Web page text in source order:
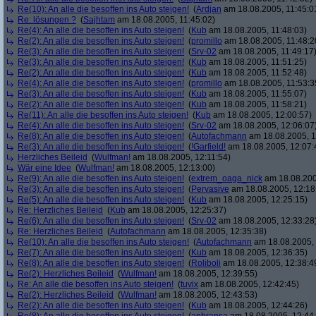
Re(10): An alle die besoffen ins Auto steigen! (Ardjan am 18.08.2005,
Re: lösungen ? (Sajhtam am 18.08.2005, 11:45:02)
Re(4): An alle die besoffen ins Auto steigen! (Kub am 18.08.2005, 11:48:03)
Re(2): An alle die besoffen ins Auto steigen! (promillo am 18.08.2005,
Re(3): An alle die besoffen ins Auto steigen! (Srv-02 am 18.08.2005, 11:49:17)
Re(3): An alle die besoffen ins Auto steigen! (Kub am 18.08.2005, 11:51:25)
Re(2): An alle die besoffen ins Auto steigen! (Kub am 18.08.2005, 11:52:48)
Re(4): An alle die besoffen ins Auto steigen! (promillo am 18.08.2005,
Re(3): An alle die besoffen ins Auto steigen! (Kub am 18.08.2005, 11:55:07)
Re(2): An alle die besoffen ins Auto steigen! (Kub am 18.08.2005, 11:58:21)
Re(11): An alle die besoffen ins Auto steigen! (Kub am 18.08.2005, 12:00:57)
Re(4): An alle die besoffen ins Auto steigen! (Srv-02 am 18.08.2005,
Re(8): An alle die besoffen ins Auto steigen! (Autofachmann am 18.08.2005,
Re(3): An alle die besoffen ins Auto steigen! (!Garfield! am 18.08.2005,
Herzliches Beileid (Wulfman! am 18.08.2005, 12:11:54)
Wär eine Idee (Wulfman! am 18.08.2005, 12:13:00)
Re(9): An alle die besoffen ins Auto steigen! (extrem_oaga_nick am
Re(3): An alle die besoffen ins Auto steigen! (Pervasive am 18.08.2005,
Re(5): An alle die besoffen ins Auto steigen! (Kub am 18.08.2005, 12:25:15)
Re: Herzliches Beileid (Kub am 18.08.2005, 12:25:37)
Re(6): An alle die besoffen ins Auto steigen! (Srv-02 am 18.08.2005,
Re: Herzliches Beileid (Autofachmann am 18.08.2005, 12:35:38)
Re(10): An alle die besoffen ins Auto steigen! (Autofachmann am
Re(7): An alle die besoffen ins Auto steigen! (Kub am 18.08.2005, 12:36:35)
Re(8): An alle die besoffen ins Auto steigen! (Roliboli am 18.08.2005,
Re(2): Herzliches Beileid (Wulfman! am 18.08.2005, 12:39:55)
Re: An alle die besoffen ins Auto steigen! (tuvix am 18.08.2005, 12:42:45)
Re(2): Herzliches Beileid (Wulfman! am 18.08.2005, 12:43:53)
Re(2): An alle die besoffen ins Auto steigen! (Kub am 18.08.2005, 12:44:26)